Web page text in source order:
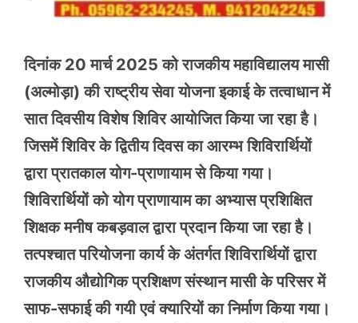
दिनांक 20 मार्च 2025 को राजकीय महाविद्यालय मासी
(अल्मोड़ा) की राष्ट्रीय सेवा योजना इकाई के तत्वाधान में
सात दिवसीय विशेष शिविर आयोजित किया जा रहा है।
जिसमें शिविर के द्वितीय दिवस का आरम्भ शिविरार्थियों
द्वारा प्रातकाल योग-प्राणायाम से किया गया।
शिविरार्थियों को योग प्राणायाम का अभ्यास प्रशिक्षित
शिक्षक मनीष कबड़वाल द्वारा प्रदान किया जा रहा है।
तत्पश्चात परियोजना कार्य के अंतर्गत शिविरार्थियों द्वारा
राजकीय औद्योगिक प्रशिक्षण संस्थान मासी के परिसर में
साफ-सफाई की गयी एवं क्यारियों का निर्माण किया गया।